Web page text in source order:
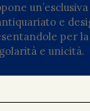
e
per
e unicità.